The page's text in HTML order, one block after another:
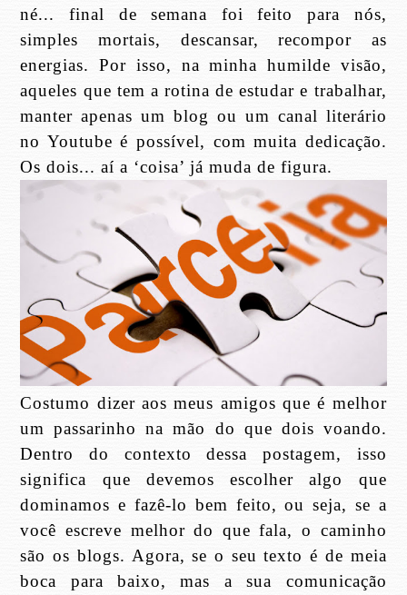
né... final de semana foi feito para nós,
simples mortais, descansar, recompor as
energias. Por isso, na minha humilde visão,
aqueles que tem a rotina de estudar e trabalhar,
manter apenas um blog ou um canal literário
no Youtube é possível, com muita dedicação.
Os dois... aí a ‘coisa’ já muda de figura.
Costumo dizer aos meus amigos que é melhor
um passarinho na mão do que dois voando.
Dentro do contexto dessa postagem, isso
significa que devemos escolher algo que
dominamos e fazê-lo bem feito, ou seja, se a
você escreve melhor do que fala, o caminho
são os blogs. Agora, se o seu texto é de meia
boca para baixo, mas a sua comunicação